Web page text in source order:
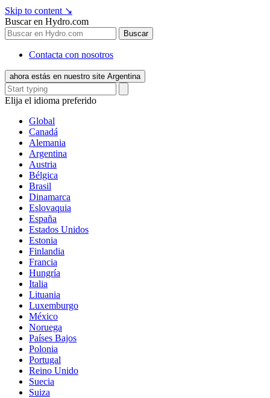
Skip to content ↘
Buscar en Hydro.com
Buscar
Contacta con nosotros
ahora estás en nuestro site Argentina
Elija el idioma preferido
Global
Canadá
Alemania
Argentina
Austria
Bélgica
Brasil
Dinamarca
Eslovaquia
España
Estados Unidos
Estonia
Finlandia
Francia
Hungría
Italia
Lituania
Luxemburgo
México
Noruega
Países Bajos
Polonia
Portugal
Reino Unido
Suecia
Suiza